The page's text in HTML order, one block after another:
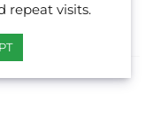
repeat visits.